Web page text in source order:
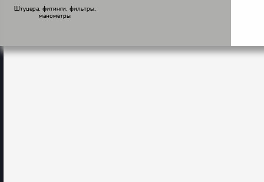
Штуцера, фитинги, фильтры,
манометры